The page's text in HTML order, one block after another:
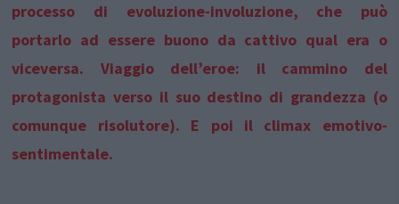
processo di evoluzione-involuzione, che può
portarlo ad essere buono da cattivo qual era o
viceversa. Viaggio dell’eroe: il cammino del
protagonista verso il suo destino di grandezza (o
comunque risolutore). E poi il climax emotivo-
sentimentale.